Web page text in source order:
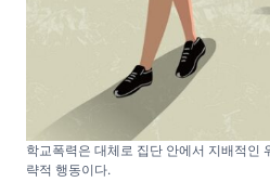
학교폭력은 대체로 집단 안에서 지배적인
략적 행동이다.